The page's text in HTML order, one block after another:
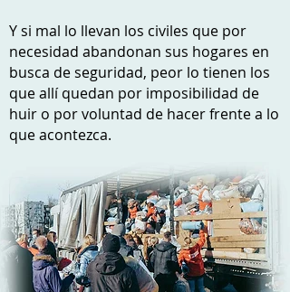
Y si mal lo llevan los civiles que por
necesidad abandonan sus hogares en
busca de seguridad, peor lo tienen los
que allí quedan por imposibilidad de
huir o por voluntad de hacer frente a lo
que acontezca.